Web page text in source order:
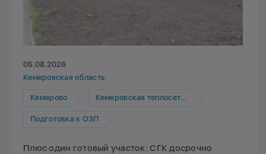
05.08.2026
Кемеровская область
Кемерово Кемеровская теплосетевая компания
Подготовка к ОЗП
Плюс один готовый участок: СГК досрочно